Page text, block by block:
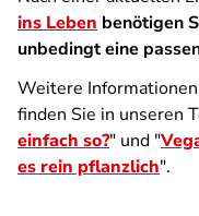
ins Leben benötigen
unbedingt eine
Weitere
finden Sie in unseren
einfach so?" und "
es rein pflanzlich".